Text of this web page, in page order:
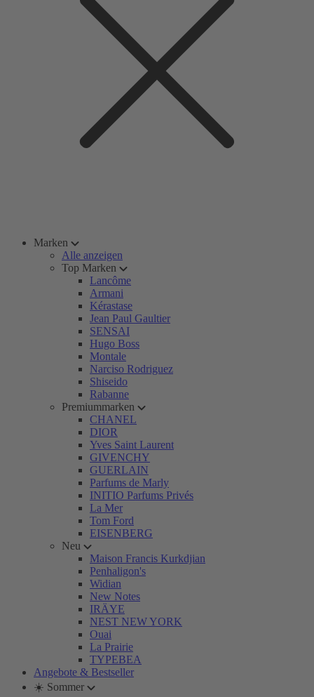
Marken
Alle anzeigen
Top Marken
Lancôme
Armani
Kérastase
Jean Paul Gaultier
SENSAI
Hugo Boss
Montale
Narciso Rodriguez
Shiseido
Rabanne
Premiummarken
CHANEL
DIOR
Yves Saint Laurent
GIVENCHY
GUERLAIN
Parfums de Marly
INITIO Parfums Privés
La Mer
Tom Ford
EISENBERG
Neu
Maison Francis Kurkdjian
Penhaligon's
Widian
New Notes
IRÄYE
NEST NEW YORK
Ouai
La Prairie
TYPEBEA
Angebote & Bestseller
☀️ Sommer